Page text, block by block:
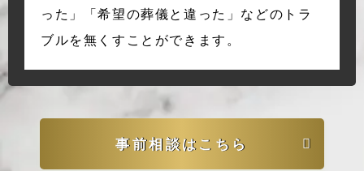
った」「希望の葬儀と違った」などのトラ
ブルを無くすことができます。
事前相談はこちら